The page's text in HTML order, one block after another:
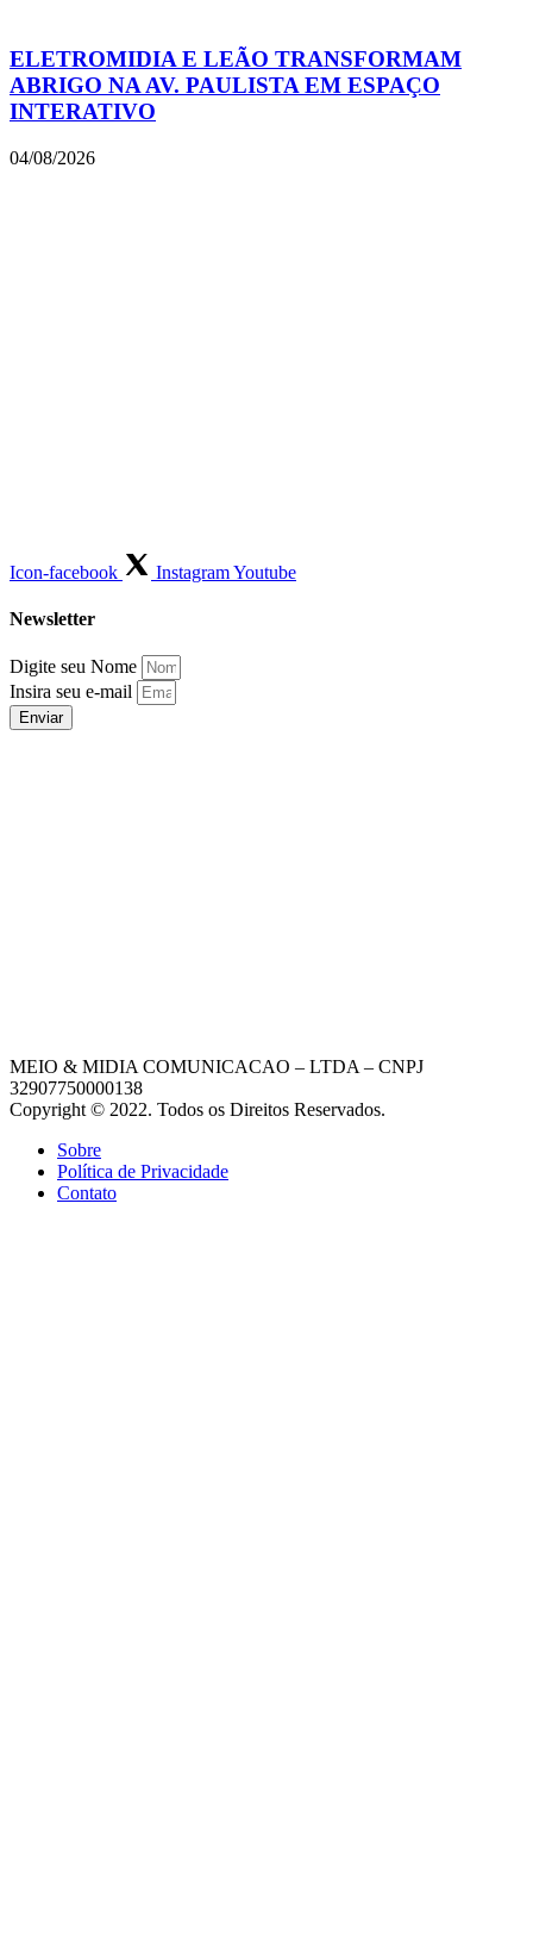
ELETROMIDIA E LEÃO TRANSFORMAM
ABRIGO NA AV. PAULISTA EM ESPAÇO
INTERATIVO
04/08/2026
Icon-facebook InstagramYoutube
Newsletter
Digite seu Nome
Insira seu e-mail
Enviar
MEIO & MIDIA COMUNICACAO – LTDA – CNPJ
32907750000138
Copyright © 2022. Todos os Direitos Reservados.
Sobre
Política de Privacidade
Contato